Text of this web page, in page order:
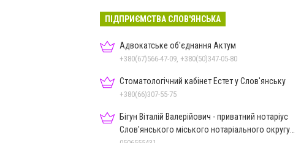
ПІДПРИЄМСТВА СЛОВ'ЯНСЬКА
Адвокатське об'єднання Актум
+380(67)566-47-09, +380(50)347-05-80
Стоматологічний кабінет Естет у Слов'янську
+380(66)307-55-75
Бігун Віталій Валерійович - приватний нотаріус
Слов'янського міського нотаріального округу